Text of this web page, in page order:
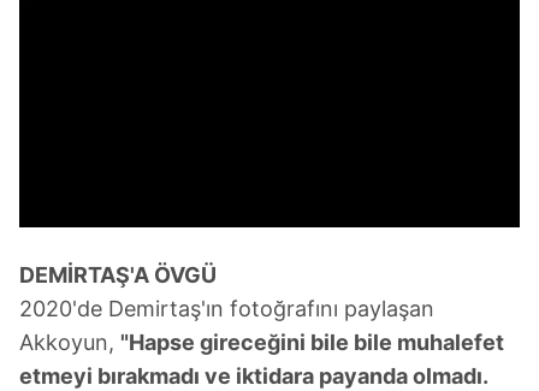
DEMİRTAŞ'A ÖVGÜ
2020'de Demirtaş'ın fotoğrafını paylaşan
Akkoyun, "Hapse gireceğini bile bile muhalefet
etmeyi bırakmadı ve iktidara payanda olmadı.